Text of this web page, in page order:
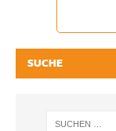
SUCHE